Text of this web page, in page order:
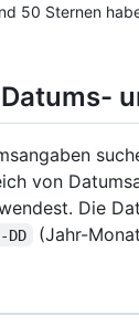
50 Sternen
von
Die
DD (Jahr-